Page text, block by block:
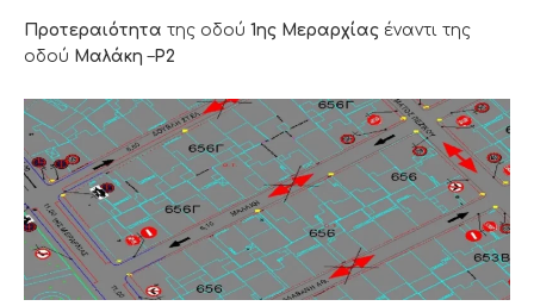
Προτεραιότητα της οδού 1ης Μεραρχίας έναντι της
οδού Μαλάκη–Ρ2